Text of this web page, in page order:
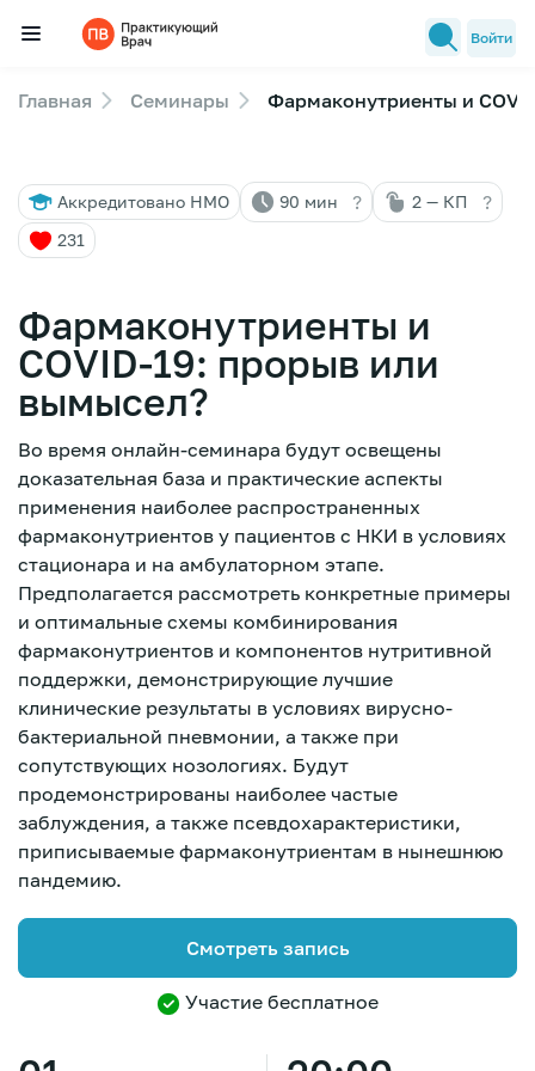
Семинары
Лекторы
FAQ
Зарегистрироваться
Войти
Главная Семинары Фармаконутриенты и
Аккредитовано НМО 90 мин ? 2 — КП ?
231
Фармаконутриенты и
COVID-19: прорыв или
вымысел?
Во время онлайн-семинара будут освещены
доказательная база и практические аспекты
применения наиболее распространенных
фармаконутриентов у пациентов с НКИ в условиях
стационара и на амбулаторном этапе.
Предполагается рассмотреть конкретные примеры
и оптимальные схемы комбинирования
фармаконутриентов и компонентов нутритивной
поддержки, демонстрирующие лучшие
клинические результаты в условиях вирусно-
бактериальной пневмонии, а также при
сопутствующих нозологиях. Будут
продемонстрированы наиболее частые
заблуждения, а также псевдохарактеристики,
приписываемые фармаконутриентам в нынешнюю
пандемию.
Смотреть запись
Участие бесплатное